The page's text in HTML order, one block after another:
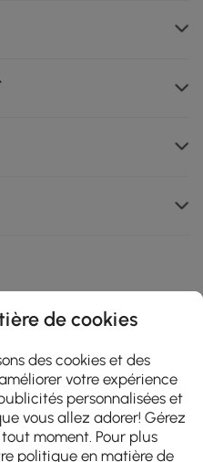
lattes permet un drainage
de cookies
des cookies et des
votre expérience
personnalisées et
vous allez adorer! Gérez
moment. Pour plus
politique en matière de